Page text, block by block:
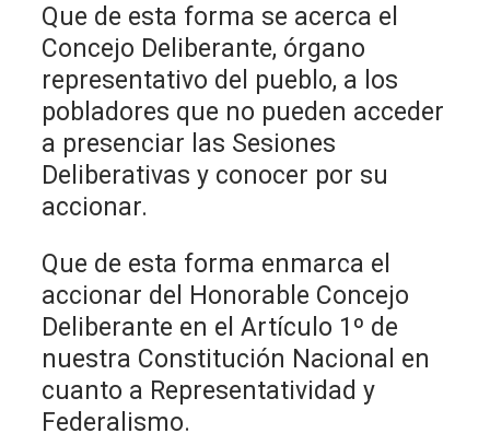
Que de esta forma se acerca el
Concejo Deliberante, órgano
representativo del pueblo, a los
pobladores que no pueden acceder
a presenciar las Sesiones
Deliberativas y conocer por su
accionar.
Que de esta forma enmarca el
accionar del Honorable Concejo
Deliberante en el Artículo 1º de
nuestra Constitución Nacional en
cuanto a Representatividad y
Federalismo.